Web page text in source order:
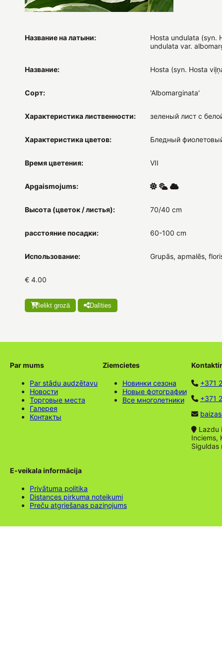
Название на латыни:
Hosta undulata (syn.
undulata var.
Название: Hosta (syn. Hosta
Сорт: 'Albomarginata'
Характеристика лиственности: зеленый лист с
Характеристика цветов: Бледный
Время цветения: VII
Apgaismojums:
Высота (цветок / листья): 70/40 cm
расстояние посадки: 60-100 cm
Использование: Grupās, apmalēs,
€ 4.00
Ielikt grozā Dalīties
Par mums
Par stādu audzētavu
Новости
Торговые места
Галерея
Контакты
Ziemcietes
Новинки сезона
Новые фотографии
Все многолетники
+371
+371
Lazdu
Inciems,
Siguldas
E-veikala informācija
Privātuma politika
Distances pirkuma noteikumi
Preču atgriešanas paziņojums